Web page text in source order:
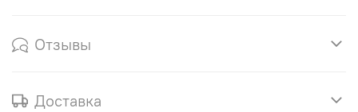
Отзывы
Доставка